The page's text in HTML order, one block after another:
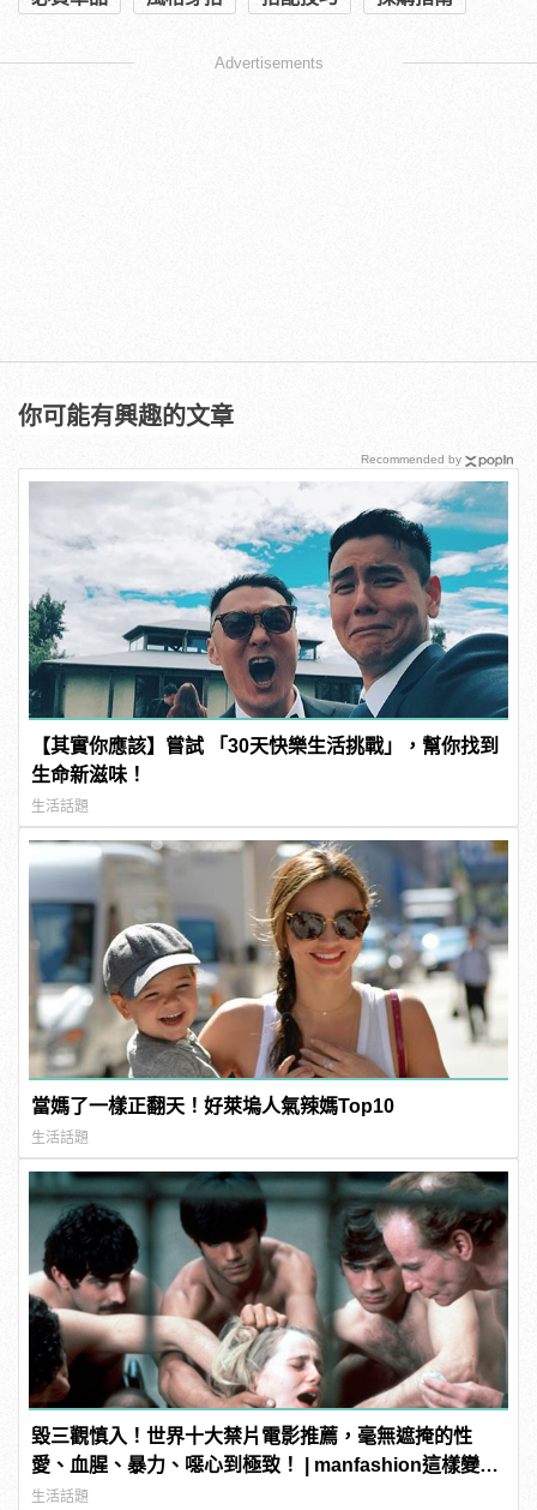
Advertisements
你可能有興趣的文章
【其實你應該】嘗試 「30天快樂生活挑戰」，幫你找到
生命新滋味！
生活話題
當媽了一樣正翻天！好萊塢人氣辣媽Top10
生活話題
毀三觀慎入！世界十大禁片電影推薦，毫無遮掩的性
愛、血腥、暴力、噁心到極致！ | manfashion這樣變型
男
生活話題
Recommended by